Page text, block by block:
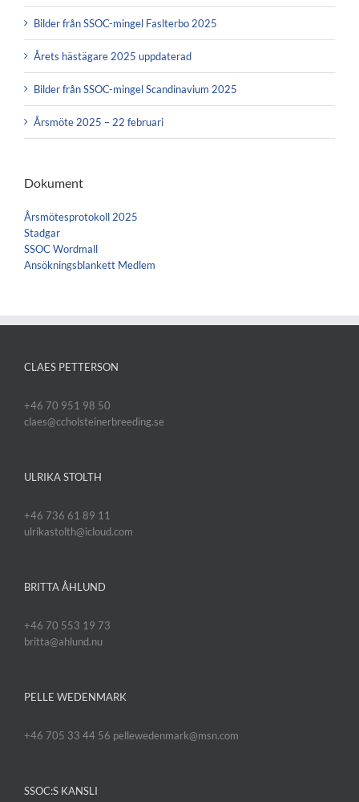
Bilder från SSOC-mingel Faslterbo 2025
Årets hästägare 2025 uppdaterad
Bilder från SSOC-mingel Scandinavium 2025
Årsmöte 2025 – 22 februari
Dokument
Årsmötesprotokoll 2025
Stadgar
SSOC Wordmall
Ansökningsblankett Medlem
CLAES PETTERSON
+46 70 951 98 50
claes@ccholsteinerbreeding.se
ULRIKA STOLTH
+46 736 61 89 11
ulrikastolth@icloud.com
BRITTA ÅHLUND
+46 70 553 19 73
britta@ahlund.nu
PELLE WEDENMARK
+46 705 33 44 56 pellewedenmark@msn.com
SSOC:S KANSLI